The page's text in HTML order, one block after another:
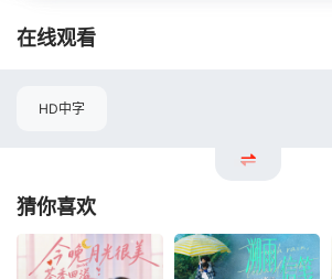
在线观看
HD中字
猜你喜欢